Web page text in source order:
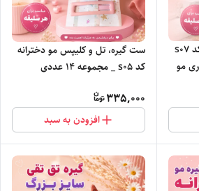
ست گیره و تل مو دخترانه کد s07
ست گیره، تل و کلیپس مو دخترانه
کد s05 _ مجموعه ۱۴ عددی
335,000
افزودن به سبد